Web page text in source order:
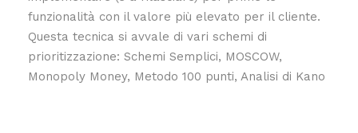
funzionalità con il valore più elevato per il cliente.
Questa tecnica si avvale di vari schemi di
prioritizzazione: Schemi Semplici, MOSCOW,
Monopoly Money, Metodo 100 punti, Analisi di Kano